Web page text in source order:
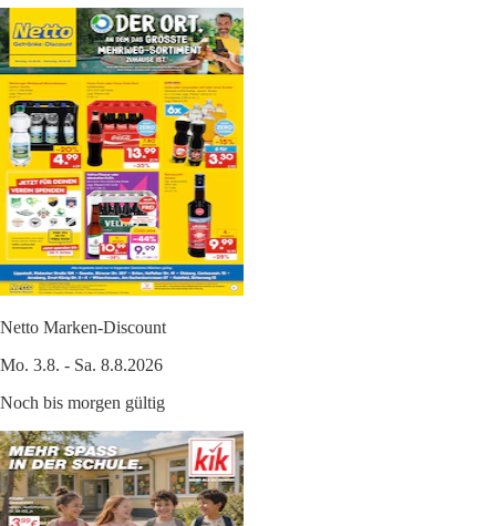
Netto Marken-Discount
Mo. 3.8. - Sa. 8.8.2026
Noch bis morgen gültig